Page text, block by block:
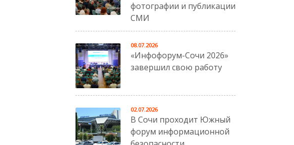
фотографии и публикации
СМИ
«Инфофорум-Сочи 2026»
завершил свою работу
08.07.2026
В Сочи проходит Южный
форум информационной
02.07.2026